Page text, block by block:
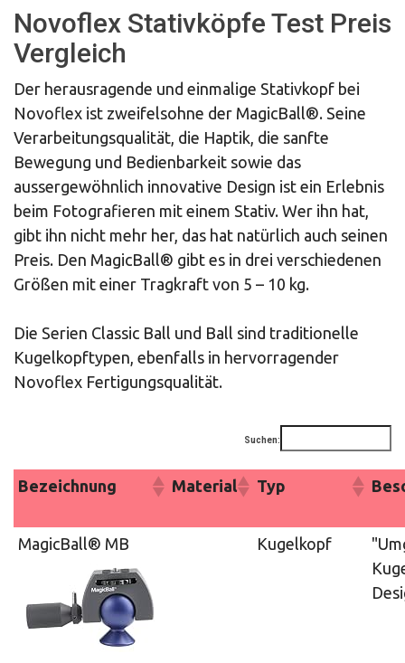
Novoflex Stativköpfe Test Preis
Vergleich
Der herausragende und einmalige Stativkopf bei
Novoflex ist zweifelsohne der MagicBall®. Seine
Verarbeitungsqualität, die Haptik, die sanfte
Bewegung und Bedienbarkeit sowie das
aussergewöhnlich innovative Design ist ein Erlebnis
beim Fotografieren mit einem Stativ. Wer ihn hat,
gibt ihn nicht mehr her, das hat natürlich auch seinen
Preis. Den MagicBall® gibt es in drei verschiedenen
Größen mit einer Tragkraft von 5 – 10 kg.
Die Serien Classic Ball und Ball sind traditionelle
Kugelkopftypen, ebenfalls in hervorragender
Novoflex Fertigungsqualität.
Suchen:
Bezeichnung Material Typ
MagicBall® MB Kugelkopf